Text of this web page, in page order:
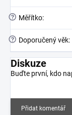
? Měřítko:
? Doporučený věk:
Diskuze
Buďte první, kdo
Přidat komentář